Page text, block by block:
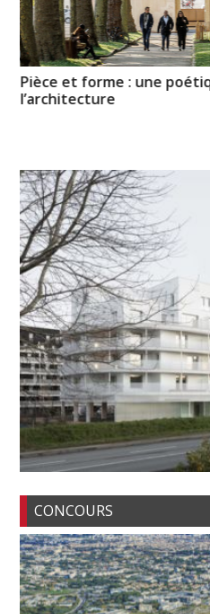
Pièce et forme : une
l’architecture
CONCOURS